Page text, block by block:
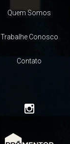
Quem Somos
Trabalhe Conosco
Contato